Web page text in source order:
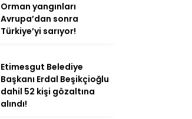
Orman yangınları
Avrupa’dan sonra
Türkiye’yi sarıyor!
Etimesgut Belediye
Başkanı Erdal Beşikçioğlu
dahil 52 kişi gözaltına
alındı!